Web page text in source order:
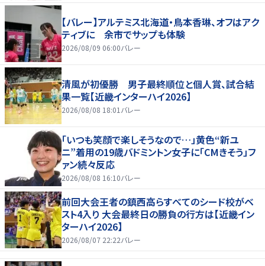
【バレー】アルテミス北海道・鳥本香琳、オフはアク
ティブに 余市でサップも体験
2026/08/09 06:00バレー
清風が初優勝 男子最終順位と個人賞、試合結
果一覧【近畿インターハイ2026】
2026/08/08 18:01 バレー
「いつも笑顔で楽しそうなので…」黄色“新ユ
ニ”着用の19歳バドミントン女子に「CMきそう」フ
ァン続々反応
2026/08/08 16:10バレー
前回大会王者の鎮西高らすべてのシード校がベ
スト4入り 大会最終日の勝負の行方は【近畿イン
ターハイ2026】
2026/08/07 22:22バレー